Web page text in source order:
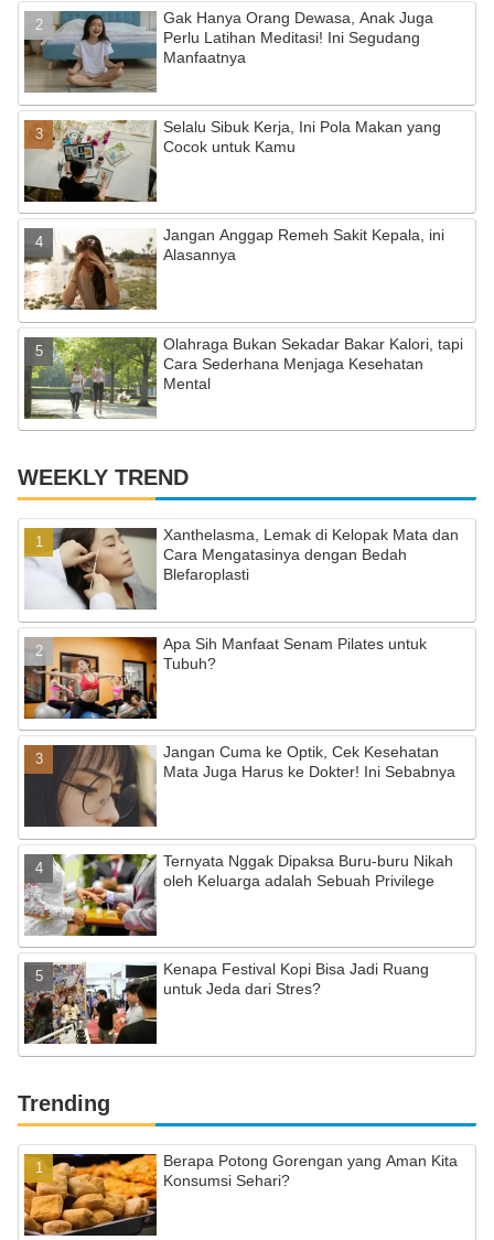
k
C
h
a
n
n
el
Gak Hanya Orang Dewasa, Anak Juga
Perlu Latihan Meditasi! Ini Segudang
Manfaatnya
Selalu Sibuk Kerja, Ini Pola Makan yang
Cocok untuk Kamu
Jangan Anggap Remeh Sakit Kepala, ini
Alasannya
Olahraga Bukan Sekadar Bakar Kalori, tapi
Cara Sederhana Menjaga Kesehatan
Mental
WEEKLY TREND
Xanthelasma, Lemak di Kelopak Mata dan
Cara Mengatasinya dengan Bedah
Blefaroplasti
Apa Sih Manfaat Senam Pilates untuk
Tubuh?
Jangan Cuma ke Optik, Cek Kesehatan
Mata Juga Harus ke Dokter! Ini Sebabnya
Ternyata Nggak Dipaksa Buru-buru Nikah
oleh Keluarga adalah Sebuah Privilege
Kenapa Festival Kopi Bisa Jadi Ruang
untuk Jeda dari Stres?
Trending
Berapa Potong Gorengan yang Aman Kita
Konsumsi Sehari?